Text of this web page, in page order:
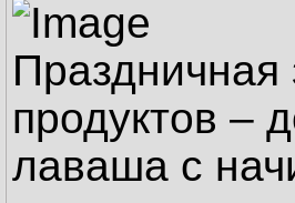
Праздничная
продуктов –
лаваша с